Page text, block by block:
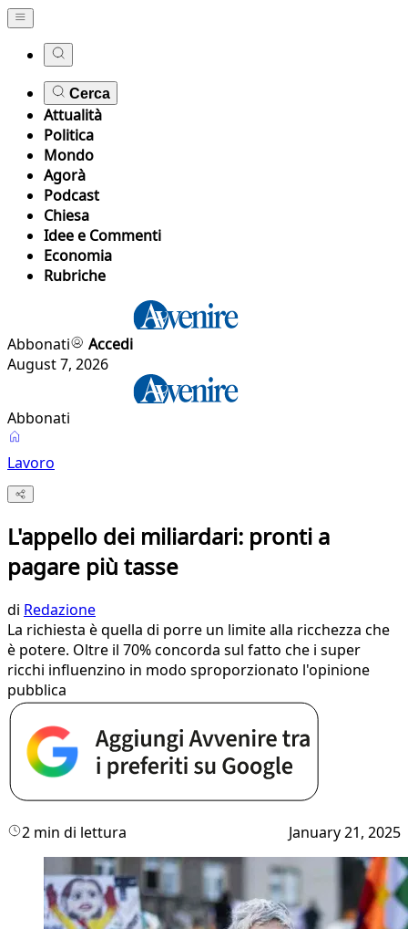
Cerca
Attualità
Politica
Mondo
Agorà
Podcast
Chiesa
Idee e Commenti
Economia
Rubriche
Abbonati
Accedi
August 7, 2026
Abbonati
Lavoro
L'appello dei miliardari: pronti a
pagare più tasse
di Redazione
La richiesta è quella di porre un limite alla ricchezza che
è potere. Oltre il 70% concorda sul fatto che i super
ricchi influenzino in modo sproporzionato l'opinione
pubblica
2 min di lettura January 21, 2025